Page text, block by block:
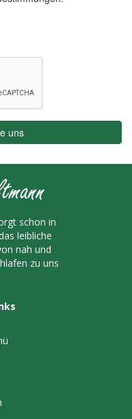
schon in
leibliche
nah und
zu uns